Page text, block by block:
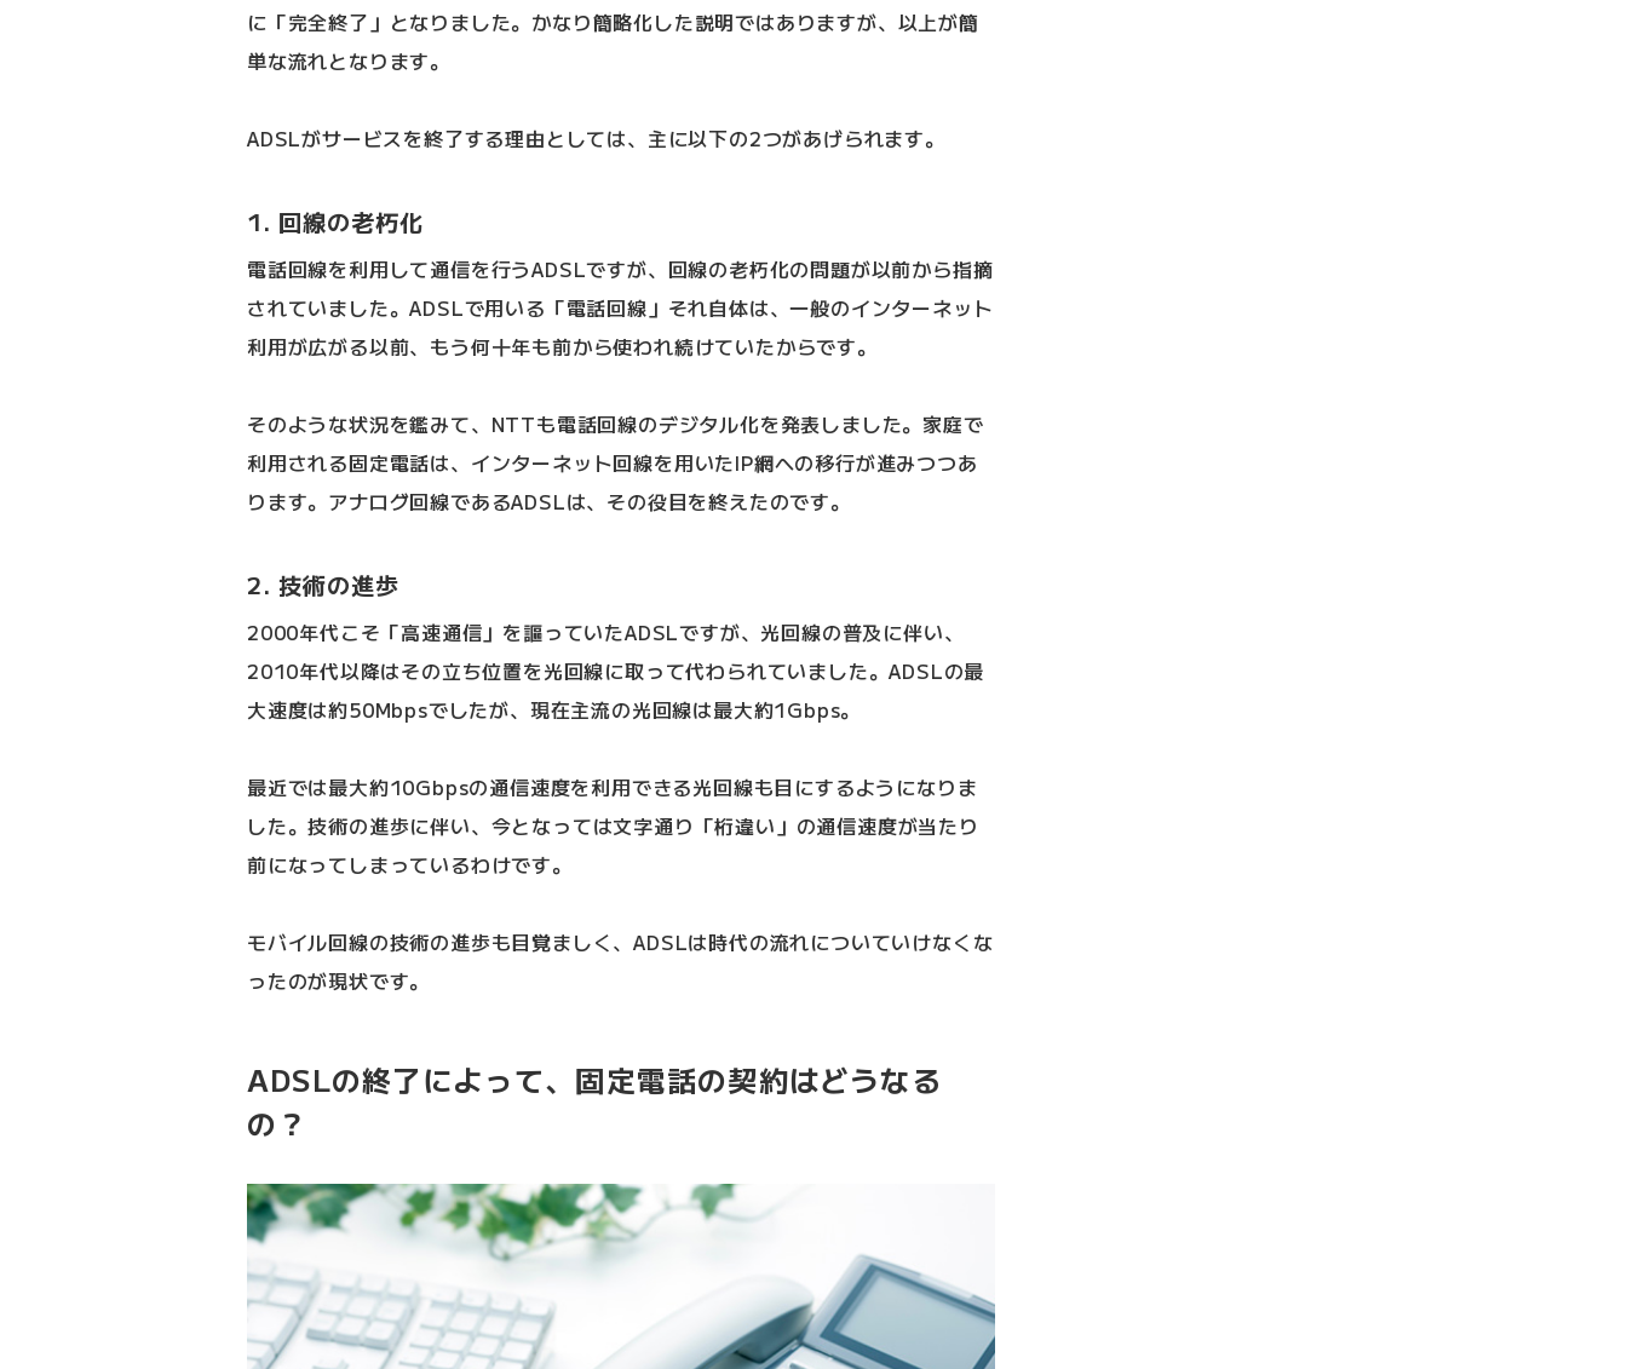
に「完全終了」となりました。かなり簡略化した説明ではありますが、以上が簡
単な流れとなります。
ADSLがサービスを終了する理由としては、主に以下の2つがあげられます。
1. 回線の老朽化
電話回線を利用して通信を行うADSLですが、回線の老朽化の問題が以前から指摘
されていました。ADSLで用いる「電話回線」それ自体は、一般のインターネット
利用が広がる以前、もう何十年も前から使われ続けていたからです。
そのような状況を鑑みて、NTTも電話回線のデジタル化を発表しました。家庭で
利用される固定電話は、インターネット回線を用いたIP網への移行が進みつつあ
ります。アナログ回線であるADSLは、その役目を終えたのです。
2. 技術の進歩
2000年代こそ「高速通信」を謳っていたADSLですが、光回線の普及に伴い、
2010年代以降はその立ち位置を光回線に取って代わられていました。ADSLの最
大速度は約50Mbpsでしたが、現在主流の光回線は最大約1Gbps。
最近では最大約10Gbpsの通信速度を利用できる光回線も目にするようになりま
した。技術の進歩に伴い、今となっては文字通り「桁違い」の通信速度が当たり
前になってしまっているわけです。
モバイル回線の技術の進歩も目覚ましく、ADSLは時代の流れについていけなくな
ったのが現状です。
ADSLの終了によって、固定電話の契約はどうなる
の？